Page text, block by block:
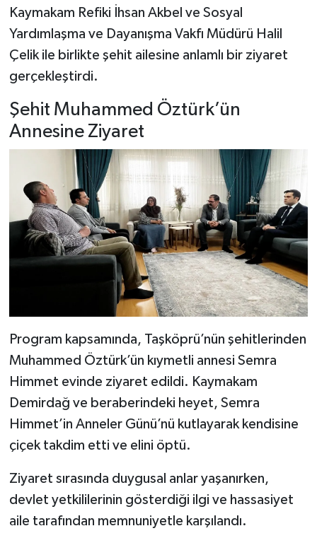
Kaymakam Refiki İhsan Akbel ve Sosyal
Yardımlaşma ve Dayanışma Vakfı Müdürü Halil
Çelik ile birlikte şehit ailesine anlamlı bir ziyaret
gerçekleştirdi.
Şehit Muhammed Öztürk’ün
Annesine Ziyaret
Program kapsamında, Taşköprü’nün şehitlerinden
Muhammed Öztürk’ün kıymetli annesi Semra
Himmet evinde ziyaret edildi. Kaymakam
Demirdağ ve beraberindeki heyet, Semra
Himmet’in Anneler Günü’nü kutlayarak kendisine
çiçek takdim etti ve elini öptü.
Ziyaret sırasında duygusal anlar yaşanırken,
devlet yetkililerinin gösterdiği ilgi ve hassasiyet
aile tarafından memnuniyetle karşılandı.
Taşköprü Haberleri
Karadeniz Haberleri
Ulusal Haberler
Teknoloji Haberleri
Siyaset Haberleri
Dünya Haberleri
Yerel Haberler